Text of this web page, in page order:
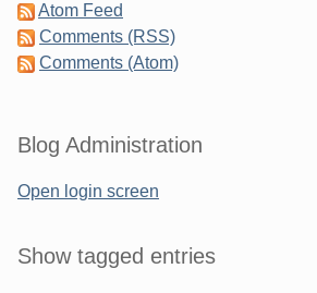
Atom Feed
Comments (RSS)
Comments (Atom)
Blog Administration
Open login screen
Show tagged entries